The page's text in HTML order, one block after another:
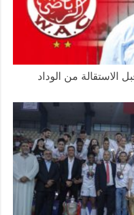
الاستقالة من الوداد